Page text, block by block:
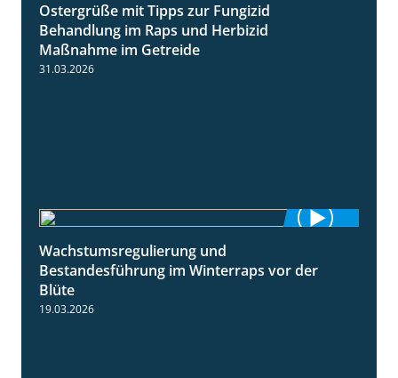
Ostergrüße mit Tipps zur Fungizid
Behandlung im Raps und Herbizid
Maßnahme im Getreide
31.03.2026
Wachstumsregulierung und
Bestandesführung im Winterraps vor der
Blüte
19.03.2026